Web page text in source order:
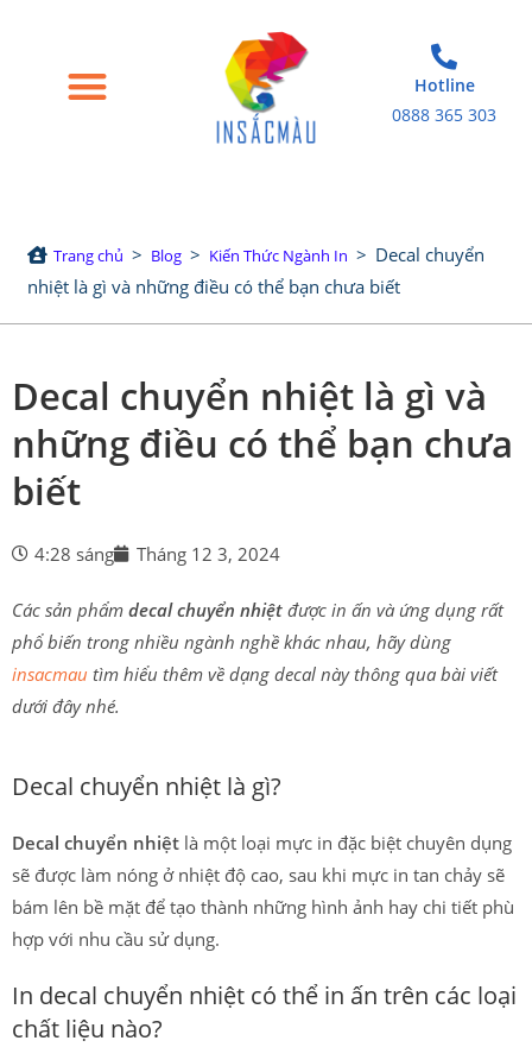
Hotline
0888 365 303
Trang chủ > Blog > Kiến Thức Ngành In > Decal chuyển
nhiệt là gì và những điều có thể bạn chưa biết
Decal chuyển nhiệt là gì và
những điều có thể bạn chưa
biết
4:28 sáng Tháng 12 3, 2024
Các sản phẩm decal chuyển nhiệt được in ấn và ứng dụng rất
phổ biến trong nhiều ngành nghề khác nhau, hãy dùng
insacmau tìm hiểu thêm về dạng decal này thông qua bài viết
dưới đây nhé.
Decal chuyển nhiệt là gì?
Decal chuyển nhiệt là một loại mực in đặc biệt chuyên dụng
sẽ được làm nóng ở nhiệt độ cao, sau khi mực in tan chảy sẽ
bám lên bề mặt để tạo thành những hình ảnh hay chi tiết phù
hợp với nhu cầu sử dụng.
In decal chuyển nhiệt có thể in ấn trên các loại
chất liệu nào?